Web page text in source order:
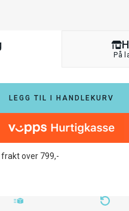
LEGG TIL I HANDLEKURV
frakt over 799,-
På